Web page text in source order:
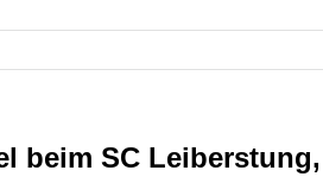
beim SC Leiberstung,